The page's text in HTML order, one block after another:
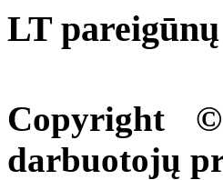
LT
Copyright
darbuotojų